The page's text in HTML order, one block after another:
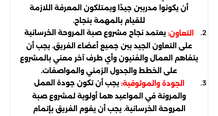
أن يكونوا مدربين جيدًا ويمتلكون المعرفة اللازمة
للقيام بالمهمة بنجاح.
التعاون: يعتمد نجاح مشروع صبة المروحة الخرسانية
على التعاون الجيد بين جميع أعضاء الفريق. يجب أن
يتفاهم العمال والفنيون وأي طرف آخر معني بالمشروع
على الخطط والجدول الزمني والمواصفات.
الجودة والموثوقية: يجب أن تكون جودة العمل
والمرونة في المواعيد هما أولوية لمشروع صبة
المروحة الخرسانية. يجب أن يقوم الفريق بإتمام